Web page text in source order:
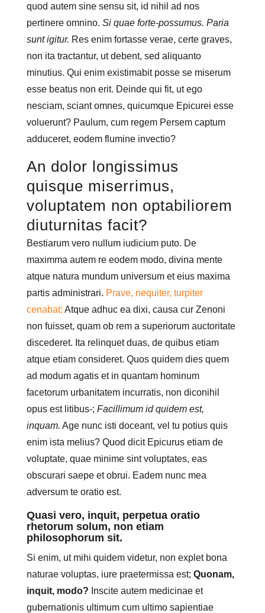
quod autem sine sensu sit, id nihil ad nos
pertinere omnino. Si quae forte-possumus. Paria
sunt igitur. Res enim fortasse verae, certe graves,
non ita tractantur, ut debent, sed aliquanto
minutius. Qui enim existimabit posse se miserum
esse beatus non erit. Deinde qui fit, ut ego
nesciam, sciant omnes, quicumque Epicurei esse
voluerunt? Paulum, cum regem Persem captum
adduceret, eodem flumine invectio?
An dolor longissimus
quisque miserrimus,
voluptatem non optabiliorem
diuturnitas facit?
Bestiarum vero nullum iudicium puto. De
maximma autem re eodem modo, divina mente
atque natura mundum universum et eius maxima
partis administrari. Prave, nequiter, turpiter
cenabat; Atque adhuc ea dixi, causa cur Zenoni
non fuisset, quam ob rem a superiorum auctoritate
discederet. Ita relinquet duas, de quibus etiam
atque etiam consideret. Quos quidem dies quem
ad modum agatis et in quantam hominum
facetorum urbanitatem incurratis, non diconihil
opus est litibus-; Facillimum id quidem est,
inquam. Age nunc isti doceant, vel tu potius quis
enim ista melius? Quod dicit Epicurus etiam de
voluptate, quae minime sint voluptates, eas
obscurari saepe et obrui. Eadem nunc mea
adversum te oratio est.
Quasi vero, inquit, perpetua oratio
rhetorum solum, non etiam
philosophorum sit.
Si enim, ut mihi quidem videtur, non explet bona
naturae voluptas, iure praetermissa est; Quonam,
inquit, modo? Inscite autem medicinae et
gubernationis ultimum cum ultimo sapientiae